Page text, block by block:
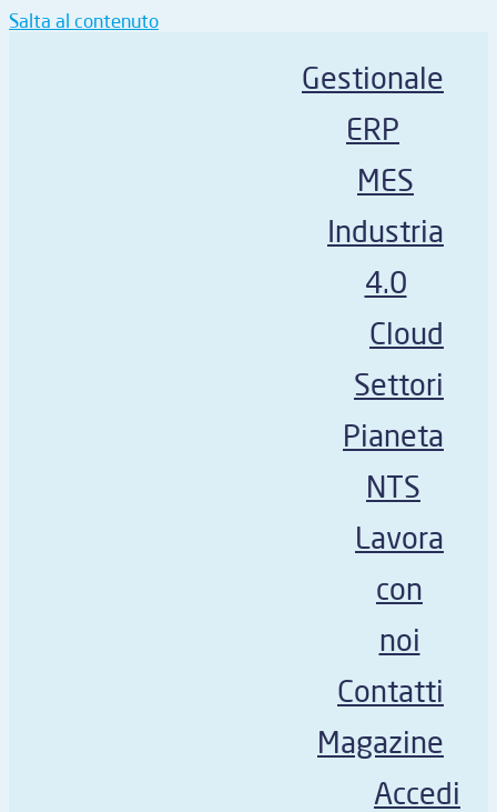
Salta al contenuto
Gestionale
ERP
MES
Industria
4.0
Cloud
Settori
Pianeta
NTS
Lavora
con
noi
Contatti
Magazine
Accedi